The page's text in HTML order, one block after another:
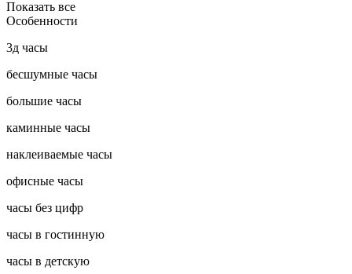
Показать все
Особенности
3д часы
бесшумные часы
большие часы
каминные часы
наклеиваемые часы
офисные часы
часы без цифр
часы в гостинную
часы в детскую